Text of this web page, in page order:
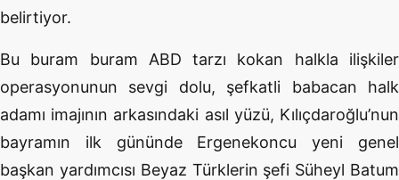
belirtiyor.
Bu buram buram ABD tarzı kokan halkla ilişkiler
operasyonunun sevgi dolu, şefkatli babacan halk
adamı imajının arkasındaki asıl yüzü, Kılıçdaroğlu’nun
bayramın ilk gününde Ergenekoncu yeni genel
başkan yardımcısı Beyaz Türklerin şefi Süheyl Batum